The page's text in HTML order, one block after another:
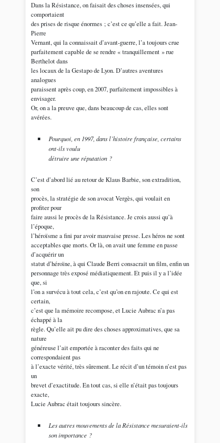
Dans la Résistance, on faisait des choses insensées, qui
comportaient
des prises de risque énormes ; c’est ce qu’elle a fait. Jean-
Pierre
Vernant, qui la connaissait d’avant-guerre, l’a toujours crue
parfaitement capable de se rendre « tranquillement » rue
Berthelot dans
les locaux de la Gestapo de Lyon. D’autres aventures
analogues
paraissent après coup, en 2007, parfaitement impossibles à
envisager.
Or, on a la preuve que, dans beaucoup de cas, elles sont
avérées.
Pourquoi, en 1997, dans l’histoire française, certains
ont-ils voulu
détruire une réputation ?
C’est d’abord lié au retour de Klaus Barbie, son extradition,
son
procès, la stratégie de son avocat Vergès, qui voulait en
profiter pour
faire aussi le procès de la Résistance. Je crois aussi qu’à
l’époque,
l’héroïsme a fini par avoir mauvaise presse. Les héros ne sont
acceptables que morts. Or là, on avait une femme en passe
d’acquérir un
statut d’héroïne, à qui Claude Berri consacrait un film, enfin un
personnage très exposé médiatiquement. Et puis il y a l’idée
que, si
l’on a survécu à tout cela, c’est qu’on en rajoute. Ce qui est
certain,
c’est que la mémoire recompose, et Lucie Aubrac n’a pas
échappé à la
règle. Qu’elle ait pu dire des choses approximatives, que sa
nature
généreuse l’ait emportée à raconter des faits qui ne
correspondaient pas
à l’exacte vérité, très sûrement. Le récit d’un témoin n’est pas
un
brevet d’exactitude. En tout cas, si elle n’était pas toujours
exacte,
Lucie Aubrac était toujours sincère.
Les autres mouvements de la Résistance mesuraient-ils
son importance ?